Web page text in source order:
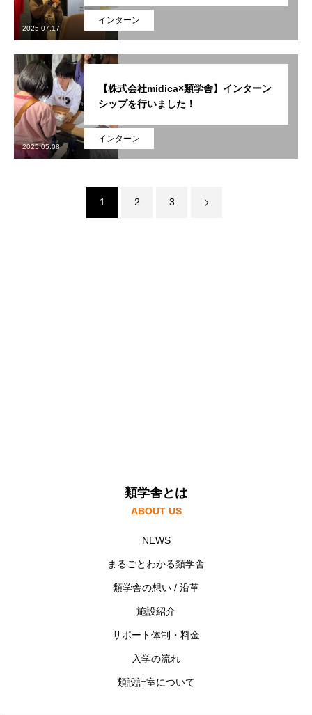
類学舎とは ABOUT US
カリキュラム CURRICULUM
生徒・保護者の声 VOICE
企業・団体との共創の環 CO-CREATION
インターン
2025.07.17
インターン
【株式会社midica×類学舎】インターン
シップを行いました！
2025.05.08
1 2 3
類学舎とは
ABOUT US
NEWS
まるごとわかる類学舎
類学舎の想い / 沿革
施設紹介
サポート体制・料金
入学の流れ
類設計室について